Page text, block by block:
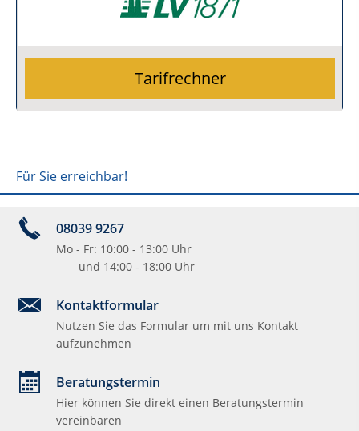
Tarifrechner
Für Sie erreichbar!
08039 9267
Mo - Fr: 10:00 - 13:00 Uhr
und 14:00 - 18:00 Uhr
Kontaktformular
Nutzen Sie das Formular um mit uns Kontakt
aufzunehmen
Beratungstermin
Hier können Sie direkt einen Beratungstermin
vereinbaren